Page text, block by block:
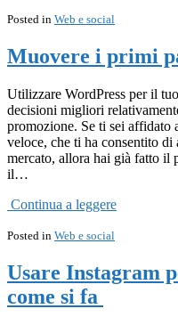
Posted in Web e social
Muovere i primi
Utilizzare WordPress per il
decisioni migliori
promozione. Se ti sei affidato
veloce, che ti ha consentito
mercato, allora hai già fatto il
il…
Continua a leggere
Posted in Web e social
Usare Instagram
come si fa